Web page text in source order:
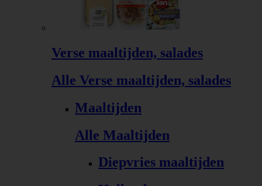
Verse maaltijden, salades
Alle Verse maaltijden, salades
Maaltijden
Alle Maaltijden
Diepvries maaltijden